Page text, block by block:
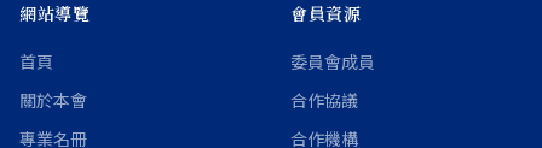
網站導覽
首頁
關於本會
專業名冊
會員資源
委員會成員
合作協議
合作機構